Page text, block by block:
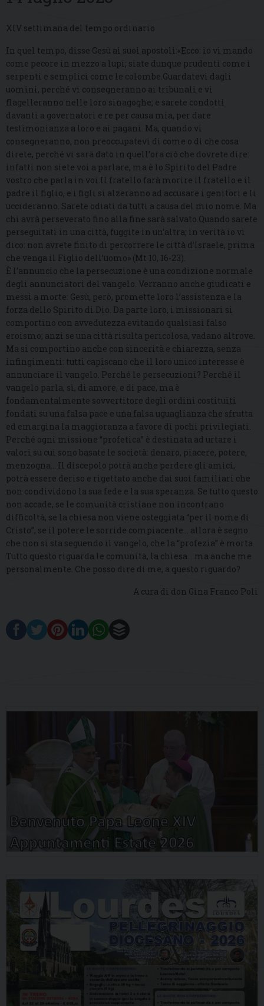
XIV settimana del tempo ordinario
In quel tempo, disse Gesù ai suoi apostoli:«Ecco: io vi mando
come pecore in mezzo a lupi; siate dunque prudenti come i
serpenti e semplici come le colombe.Guardatevi dagli
uomini, perché vi consegneranno ai tribunali e vi
flagelleranno nelle loro sinagoghe; e sarete condotti
davanti a governatori e re per causa mia, per dare
testimonianza a loro e ai pagani. Ma, quando vi
consegneranno, non preoccupatevi di come o di che cosa
direte, perché vi sarà dato in quell’ora ciò che dovrete dire:
infatti non siete voi a parlare, ma è lo Spirito del Padre
vostro che parla in voi.Il fratello farà morire il fratello e il
padre il figlio, e i figli si alzeranno ad accusare i genitori e li
uccideranno. Sarete odiati da tutti a causa del mio nome. Ma
chi avrà perseverato fino alla fine sarà salvato.Quando sarete
perseguitati in una città, fuggite in un’altra; in verità io vi
dico: non avrete finito di percorrere le città d’Israele, prima
che venga il Figlio dell’uomo» (Mt 10, 16-23).
È l’annuncio che la persecuzione è una condizione normale
degli annunciatori del vangelo. Verranno anche giudicati e
messi a morte: Gesù, però, promette loro l’assistenza e la
forza dello Spirito di Dio. Da parte loro, i missionari si
comportino con avvedutezza evitando qualsiasi falso
eroismo; anzi se una città risulta pericolosa, vadano altrove.
Ma si comportino anche con sincerità e chiarezza, senza
infingimenti: tutti capiscano che il loro unico interesse è
annunciare il vangelo. Perché le persecuzioni? Perché il
vangelo parla, sì, di amore, e di pace, ma è
fondamentalmente sovvertitore degli ordini costituiti
fondati su una falsa pace e una falsa uguaglianza che sfrutta
ed emargina la maggioranza a favore di pochi privilegiati.
Perché ogni missione “profetica” è destinata ad urtare i
valori su cui sono basate le società: denaro, piacere, potere,
menzogna… Il discepolo potrà anche perdere gli amici,
potrà essere deriso e rigettato anche dai suoi familiari che
non condividono la sua fede e la sua speranza. Se tutto questo
non accade, se le comunità cristiane non incontrano
difficoltà, se la chiesa non viene osteggiata “per il nome di
Cristo”, se il potere le sorride compiacente… allora è segno
che non si sta seguendo il vangelo, che la “profezia” è morta.
Tutto questo riguarda le comunità, la chiesa… ma anche me
personalmente. Che posso dire di me, a questo riguardo?
A cura di don Gina Franco Poli